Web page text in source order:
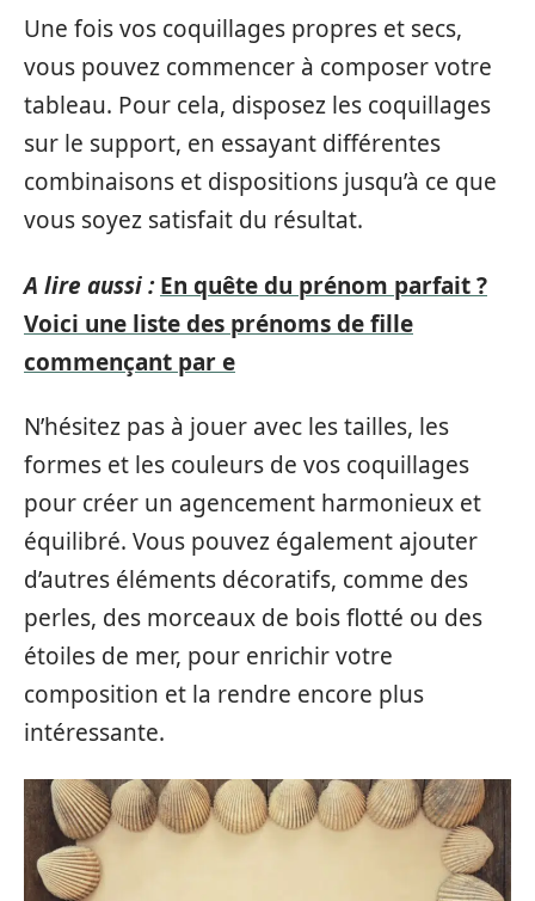
Une fois vos coquillages propres et secs,
vous pouvez commencer à composer votre
tableau. Pour cela, disposez les coquillages
sur le support, en essayant différentes
combinaisons et dispositions jusqu’à ce que
vous soyez satisfait du résultat.
A lire aussi : En quête du prénom parfait ?
Voici une liste des prénoms de fille
commençant par e
N’hésitez pas à jouer avec les tailles, les
formes et les couleurs de vos coquillages
pour créer un agencement harmonieux et
équilibré. Vous pouvez également ajouter
d’autres éléments décoratifs, comme des
perles, des morceaux de bois flotté ou des
étoiles de mer, pour enrichir votre
composition et la rendre encore plus
intéressante.